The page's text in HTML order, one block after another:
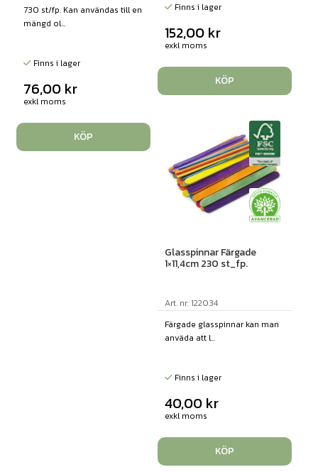
730 st/fp. Kan användas till en
mängd ol...
Finns i lager
76,00 kr
exkl moms
KÖP
Finns i lager
152,00 kr
exkl moms
KÖP
Glasspinnar Färgade
1×11,4cm 230 st_fp.
Art. nr: 122034
Färgade glasspinnar kan man
anväda att l...
Finns i lager
40,00 kr
exkl moms
KÖP